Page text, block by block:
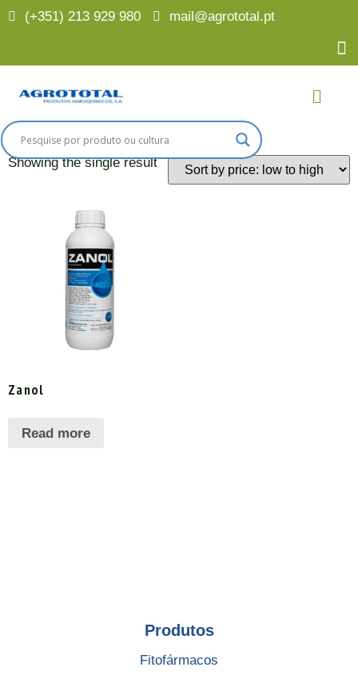
(+351) 213 929 980 mail@agrototal.pt
Home/Culturas/Couves
Mancha das folhas
Showing the single result
Zanol
Read more
Produtos
Fitofármacos